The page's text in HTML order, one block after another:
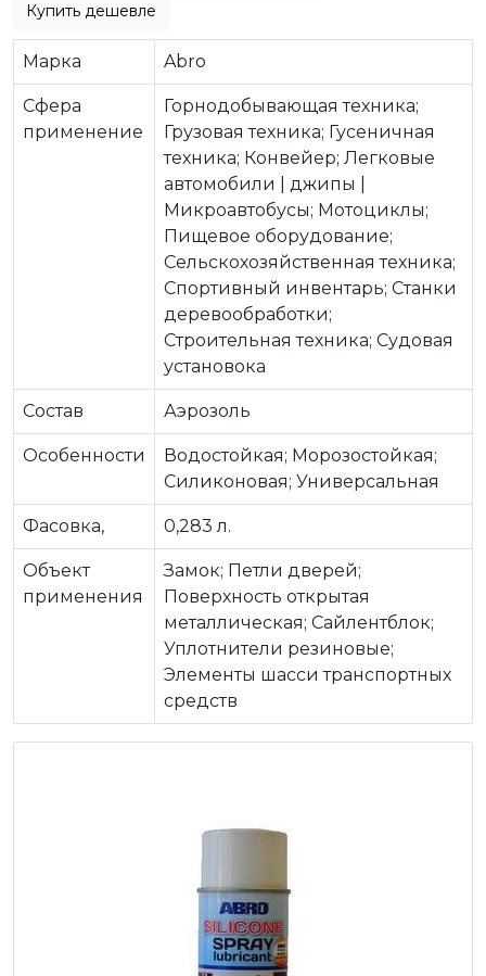
Купить дешевле
Марка Abro
Сфера
применение
Горнодобывающая техника;
Грузовая техника; Гусеничная
техника; Конвейер; Легковые
автомобили | джипы |
Микроавтобусы; Мотоциклы;
Пищевое оборудование;
Сельскохозяйственная техника;
Спортивный инвентарь; Станки
деревообработки;
Строительная техника; Судовая
установока
Состав Аэрозоль
Особенности
Водостойкая; Морозостойкая;
Силиконовая; Универсальная
Фасовка, 0,283 л.
Объект
применения
Замок; Петли дверей;
Поверхность открытая
металлическая; Сайлентблок;
Уплотнители резиновые;
Элементы шасси транспортных
средств